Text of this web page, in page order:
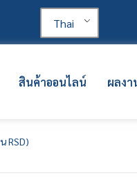
Thai
สินค้าออนไลน์ ผลงา
RSD)